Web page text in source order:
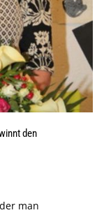
den
man